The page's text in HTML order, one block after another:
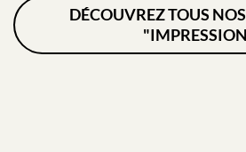
DÉCOUVREZ TOUS